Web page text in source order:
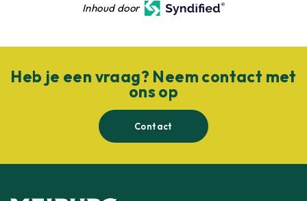
Inhoud door
Heb je een vraag? Neem contact met
ons op
Contact